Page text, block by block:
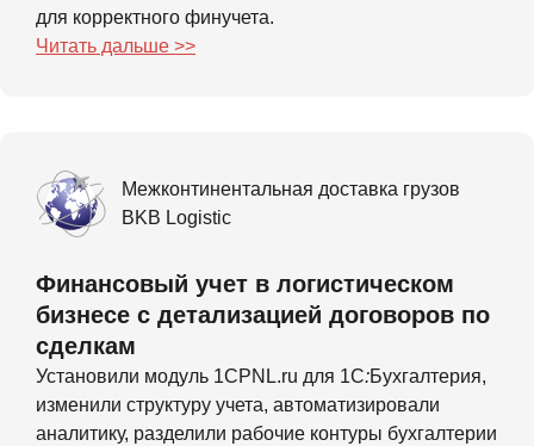
для корректного финучета.
Читать дальше >>
Межконтинентальная доставка грузов
BKB Logistic
Финансовый учет в логистическом
бизнесе с детализацией договоров по
сделкам
Установили модуль 1CPNL.ru для 1С:Бухгалтерия,
изменили структуру учета, автоматизировали
аналитику, разделили рабочие контуры бухгалтерии